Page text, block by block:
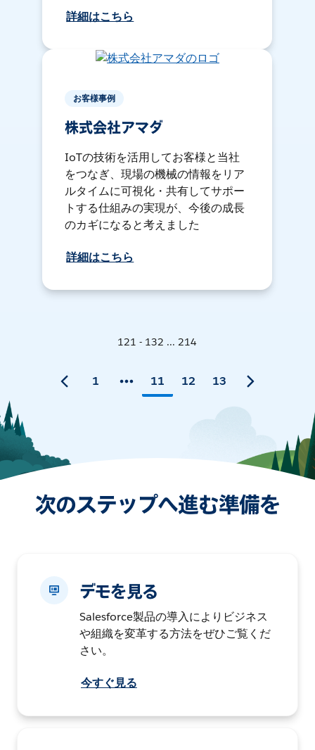
詳細はこちら
お客様事例
株式会社アマダ
IoTの技術を活用してお客様と当社
をつなぎ、現場の機械の情報をリア
ルタイムに可視化・共有してサポー
トする仕組みの実現が、今後の成長
のカギになると考えました
詳細はこちら
121 - 132 ... 214
1 11 12 13
次のステップへ進む準備を
デモを見る
Salesforce製品の導入によりビジネス
や組織を変革する方法をぜひご覧くだ
さい。
今すぐ見る